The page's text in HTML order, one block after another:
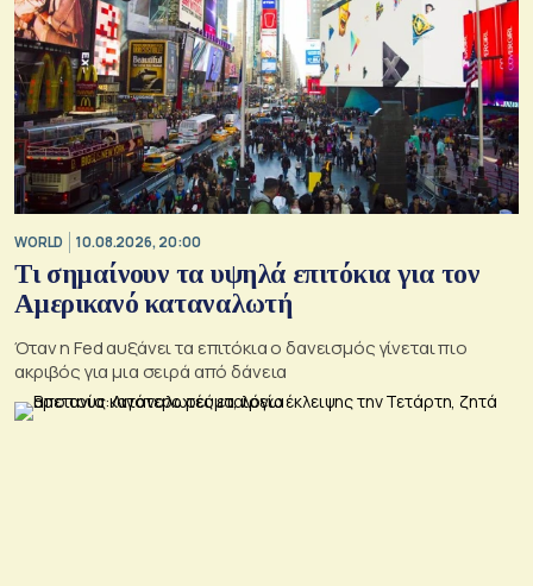
WORLD 10.08.2026, 20:00
Τι σημαίνουν τα υψηλά επιτόκια για τον
Αμερικανό καταναλωτή
Όταν η Fed αυξάνει τα επιτόκια ο δανεισμός γίνεται πιο
ακριβός για μια σειρά από δάνεια